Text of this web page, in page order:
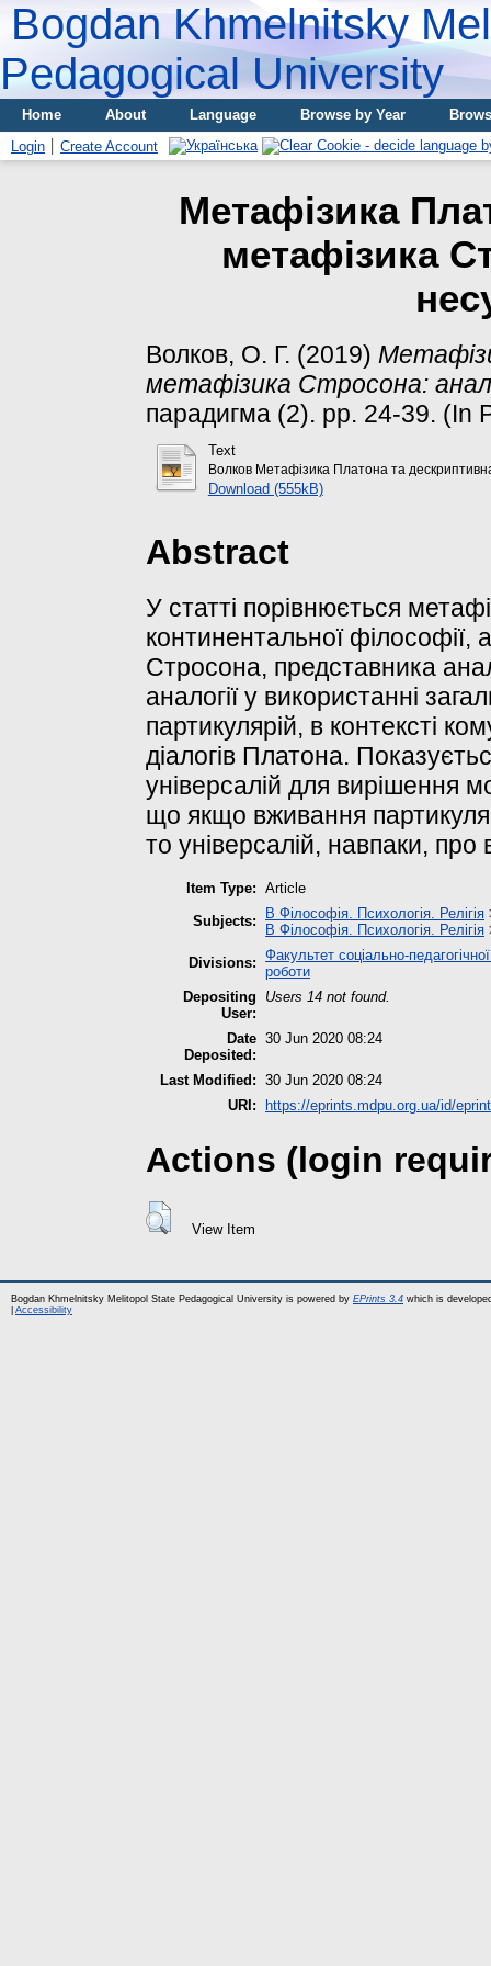
Bogdan Khmelnitsky
Pedagogical University
Home About Language Browse by Year
Login
Create Account
Метафізика
метафізика
Волков, О. Г. (2019)
метафізика Стросона:
парадигма (2). pp. 24-39. (In
Text
Волков Метафізика Платона та
Download (555kB)
Abstract
У статті порівнюється
континентальної
Стросона, представника
аналогії у використанні
партикулярій, в контексті
діалогів Платона.
універсалій для вирішення
що якщо вживання
то універсалій, навпаки,
Item Type: Article
Subjects:
B Філософія. Психологія. Релігія
B Філософія. Психологія. Релігія
Divisions: Факультет соціально-
роботи
Depositing
User:
Users 14 not found.
Date
Deposited:
30 Jun 2020 08:24
Last Modified: 30 Jun 2020 08:24
URI:
https://eprints.mdpu.org.ua/id/
Actions (login
View Item
Bogdan Khmelnitsky Melitopol State Pedagogical University is powered by EPrints 3.4 which is
Accessibility